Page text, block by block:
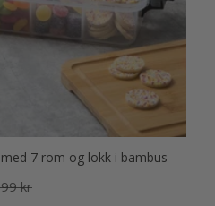
7 rom og lokk i bambus
pris
kr